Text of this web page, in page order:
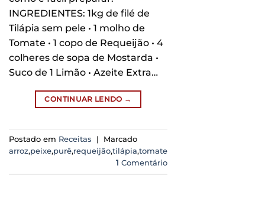
INGREDIENTES: 1kg de filé de
Tilápia sem pele • 1 molho de
Tomate • 1 copo de Requeijão • 4
colheres de sopa de Mostarda •
Suco de 1 Limão • Azeite Extra…
CONTINUAR LENDO →
Postado em Receitas |
Marcado
arroz,peixe,purê,requeijão,tilápia,tomate
1 Comentário